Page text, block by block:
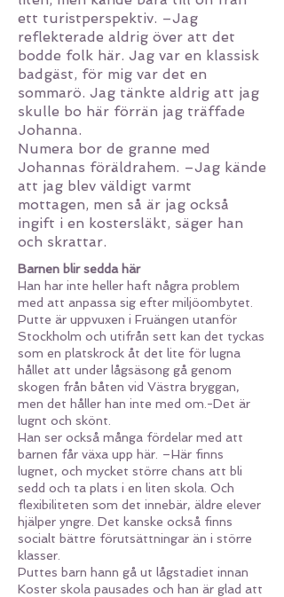
ett turistperspektiv. –Jag
reflekterade aldrig över att det
bodde folk här. Jag var en klassisk
badgäst, för mig var det en
sommarö. Jag tänkte aldrig att jag
skulle bo här förrän jag träffade
Johanna.
Numera bor de granne med
Johannas föräldrahem. –Jag kände
att jag blev väldigt varmt
mottagen, men så är jag också
ingift i en kostersläkt, säger han
och skrattar.
Barnen blir sedda här
Han har inte heller haft några problem
med att anpassa sig efter miljöombytet.
Putte är uppvuxen i Fruängen utanför
Stockholm och utifrån sett kan det tyckas
som en platskrock åt det lite för lugna
hållet att under lågsäsong gå genom
skogen från båten vid Västra bryggan,
men det håller han inte med om.-Det är
lugnt och skönt.
Han ser också många fördelar med att
barnen får växa upp här. –Här finns
lugnet, och mycket större chans att bli
sedd och ta plats i en liten skola. Och
flexibiliteten som det innebär, äldre elever
hjälper yngre. Det kanske också finns
socialt bättre förutsättningar än i större
klasser.
Puttes barn hann gå ut lågstadiet innan
Koster skola pausades och han är glad att